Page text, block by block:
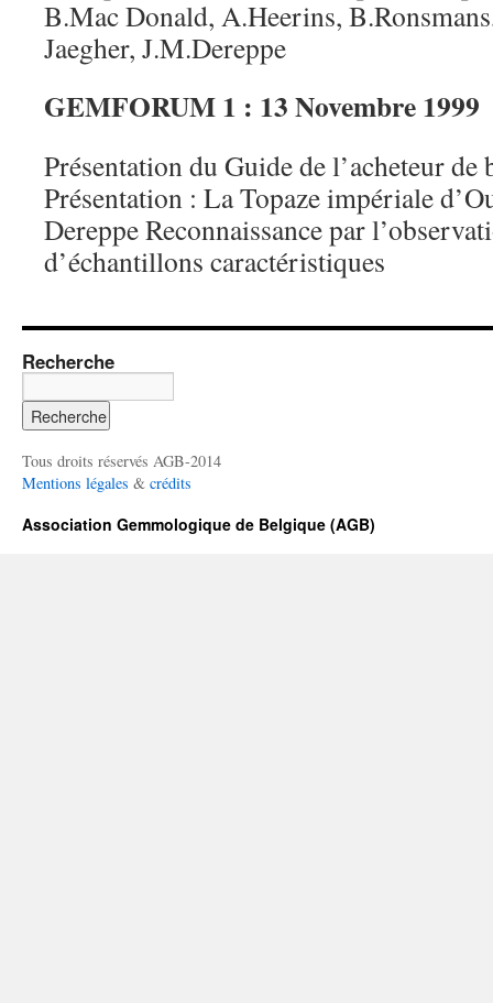
B.Mac Donald, A.Heerins,
Jaegher, J.M.Dereppe
GEMFORUM 1 : 13 Novembre 1999
Présentation du Guide de l’acheteur
Présentation : La Topaze impériale
Dereppe Reconnaissance par
d’échantillons caractéristiques
Recherche
Tous droits réservés AGB-2014
Mentions légales & crédits
Association Gemmologique de Belgique (AGB)